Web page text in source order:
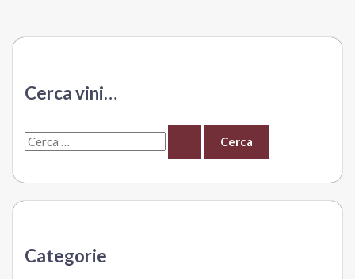
Cerca vini…
C
r
:Categorie